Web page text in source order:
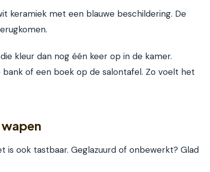
keramiek met een blauwe beschildering. De
kleur dan nog één keer op in de kamer.
bank of een boek op de salontafel. Zo voelt het
is ook tastbaar. Geglazuurd of onbewerkt? Glad